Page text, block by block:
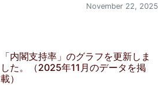
November 22, 2025
「内閣支持率」のグラフを更新しま
した。（2025年11月のデータを掲
載）